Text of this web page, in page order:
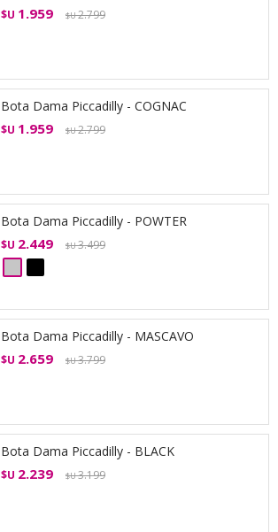
$U 1.959 $U2.799
Bota Dama Piccadilly - COGNAC
$U 1.959 $U2.799
Bota Dama Piccadilly - POWTER
$U 2.449 $U3.499
Bota Dama Piccadilly - MASCAVO
$U 2.659 $U3.799
Bota Dama Piccadilly - BLACK
$U 2.239 $U3.199